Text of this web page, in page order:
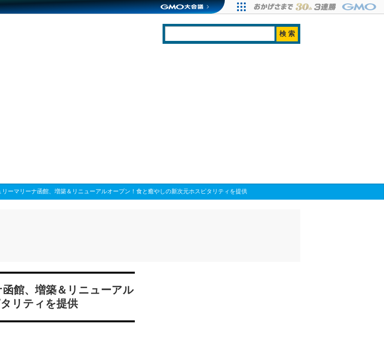
ーマリーナ函館、増築＆リニューアルオープン！食と癒やしの新次元ホスピタリティを提供
館、増築＆リニューアル
リティを提供